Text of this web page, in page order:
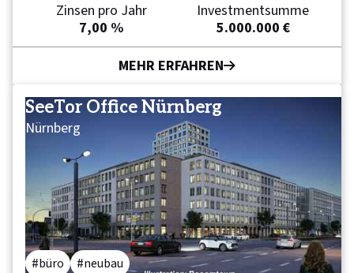
Zinsen pro Jahr
7,00 %
Investmentsumme
5.000.000 €
MEHR ERFAHREN
SeeTor Office Nürnberg
Nürnberg
büro neubau